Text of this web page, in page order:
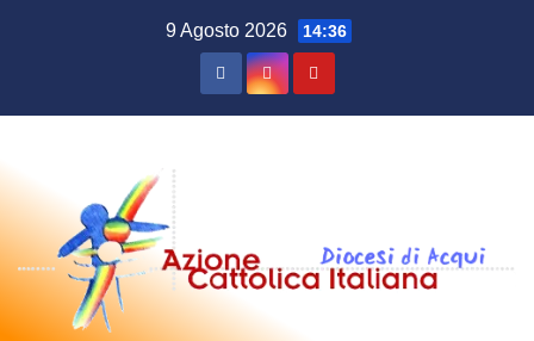
9 Agosto 2026 14:36